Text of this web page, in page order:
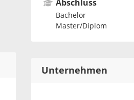
Abschluss
Bachelor
Master/Diplom
Unternehmen